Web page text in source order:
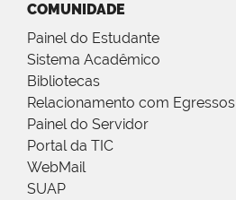
COMUNIDADE
Painel do Estudante
Sistema Acadêmico
Bibliotecas
Relacionamento com Egressos
Painel do Servidor
Portal da TIC
WebMail
SUAP